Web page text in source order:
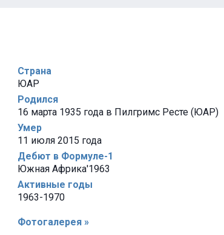
Страна
ЮАР
Родился
16 марта 1935 года в Пилгримс Ресте (ЮАР)
Умер
11 июля 2015 года
Дебют в Формуле-1
Южная Африка'1963
Активные годы
1963-1970
Фотогалерея »